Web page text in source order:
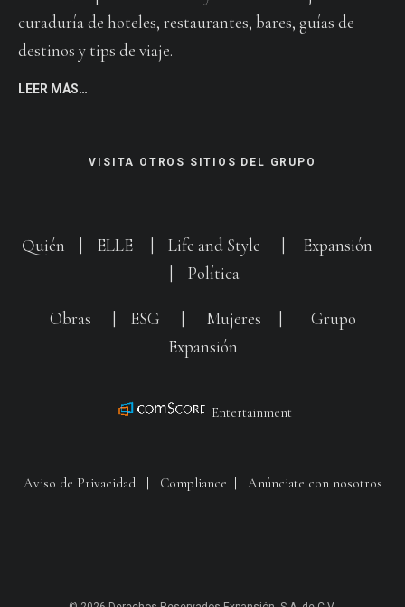
curaduría de hoteles, restaurantes, bares, guías de
destinos y tips de viaje.
LEER MÁS…
VISITA OTROS SITIOS DEL GRUPO
Quién ELLE Life and Style
Expansión
Política
Obras ESG Mujeres
Grupo
Expansión
Entertainment
Aviso de Privacidad| Compliance | Anúnciate con nosotros